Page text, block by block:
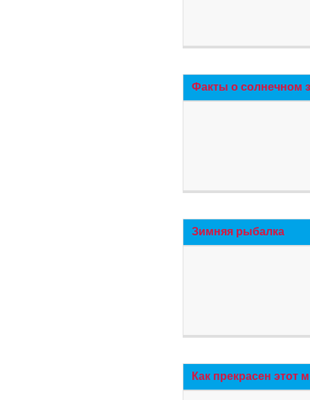
Факты о солнечном
Зимняя рыбалка
Как прекрасен этот